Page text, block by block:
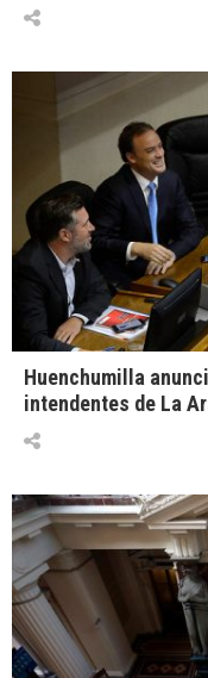
Huenchumilla
intendentes de La